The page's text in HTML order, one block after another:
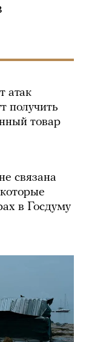
атак
получить
товар
связана
в Госдуму